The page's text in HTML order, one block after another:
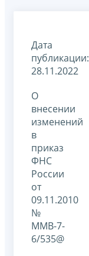
Дата
публикации:
28.11.2022
О
внесении
изменений
в
приказ
ФНС
России
от
09.11.2010
№
ММВ-7-
6/535@